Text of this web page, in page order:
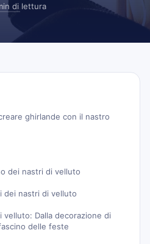
di lettura
ghirlande con il nastro
dei nastri di velluto
dei nastri di velluto
velluto: Dalla decorazione di
delle feste